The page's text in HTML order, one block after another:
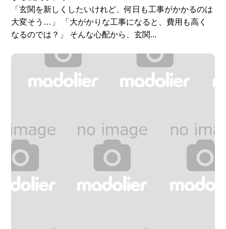
「玄関を新しくしたいけれど、何日も工事がかかるのは
大変そう…」 「大がかりな工事になると、費用も高く
なるのでは？」 そんな心配から、玄関...